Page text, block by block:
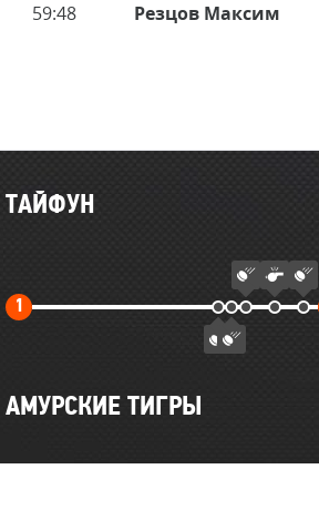
59:48 Резцов Максим
Главные
ТАЙФУН
1 Первый
АМУРСКИЕ ТИГРЫ